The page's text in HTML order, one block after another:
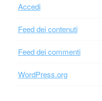
Accedi
Feed dei contenuti
Feed dei commenti
WordPress.org